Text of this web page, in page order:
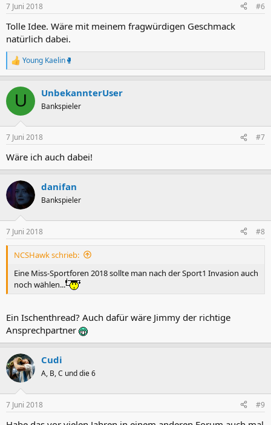
7 Juni 2018 #6
Tolle Idee. Wäre mit meinem fragwürdigen Geschmack
natürlich dabei.
R
e
k
i
e
:
Young Kaelin🥊
U UnbekannterUser
Bankspieler
7 Juni 2018 #7
Wäre ich auch dabei!
danifan
Bankspieler
7 Juni 2018 #8
NCSHawk schrieb:
Eine Miss-Sportforen 2018 sollte man nach der Sport1 Invasion auch
noch wählen...
Ein Ischenthread? Auch dafür wäre Jimmy der richtige
Ansprechpartner
Cudi
A, B, C und die 6
7 Juni 2018 #9